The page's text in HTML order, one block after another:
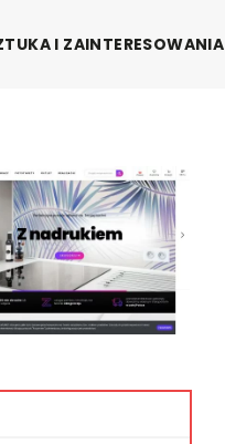
I ZAINTERESOWANIA